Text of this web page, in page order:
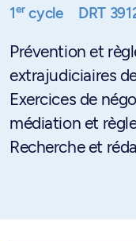
1ercycle DRT
Prévention et
extrajudiciaires
Exercices de
médiation et
Recherche et